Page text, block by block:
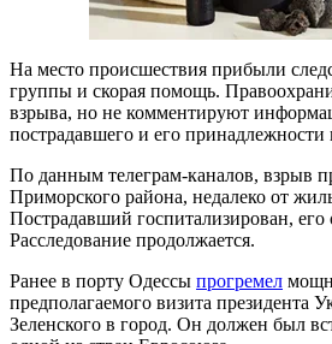
На место происшествия прибыли
группы и скорая помощь.
взрыва, но не комментируют
пострадавшего и его
По данным телеграм-каналов, взрыв
Приморского района, недалеко от
Пострадавший госпитализирован, его
Расследование продолжается.
Ранее в порту Одессы прогремел
предполагаемого визита президента
Зеленского в город. Он должен был